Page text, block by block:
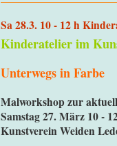
Sa 28.3. 10 - 12 h
Kinderatelier im
Unterwegs in Farbe
Malworkshop zur
Samstag 27. März 10 -
Kunstverein Weiden